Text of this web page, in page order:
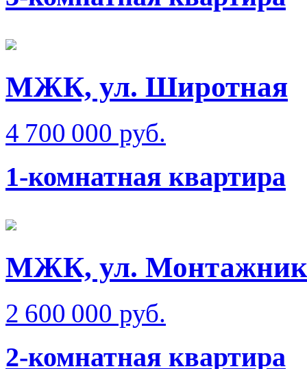
МЖК, ул. Широтная
4 700 000 руб.
1-комнатная квартира
МЖК, ул.
2 600 000 руб.
2-комнатная квартира